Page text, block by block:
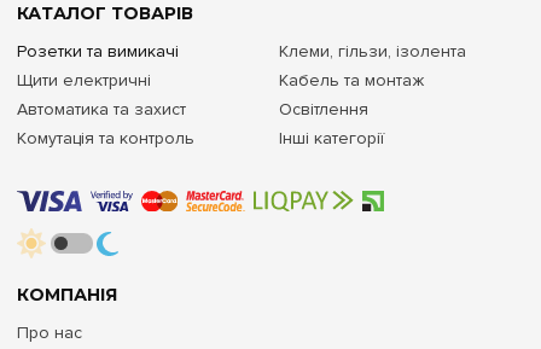
КОМПАНІЯ
Про нас
КАТАЛОГ ТОВАРІВ
Розетки та вимикачі
Щити електричні
Автоматика та захист
Комутація та контроль
Клеми, гільзи, ізолента
Кабель та монтаж
Освітлення
Інші категорії